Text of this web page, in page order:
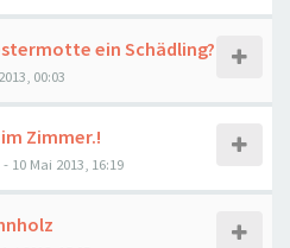
ein Schädling?
00:03
Zimmer.!
- 10 Mai 2013, 16:19